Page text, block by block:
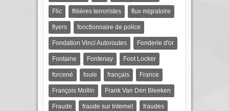
Flic flilières terroristes flux migratoire
flyers fonctionnaire de police
Fondation Vinci Autoroutes Fonderie d'or
Fontaine Fontenay Foot Locker
forcené foule français France
François Mollin Frank Van Den Bleeken
Fraude fraude sur Internet fraudes